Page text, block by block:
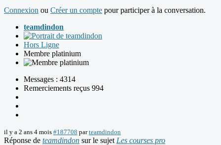
Connexion ou Créer un compte pour participer à la conversation.
teamdindon
Hors Ligne
Membre platinium
Messages : 4314
Remerciements reçus 994
il y a 2 ans 4 mois #187708 parteamdindon
Réponse de teamdindon sur le sujet Les courses pro